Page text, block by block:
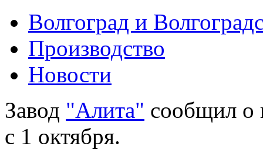
Волгоград и
Производство
Новости
Завод "Алита" сообщил о
с 1 октября.